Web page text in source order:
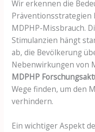
Wir erkennen die
Präventionsstrategien
MDPHP-Missbrauch.
Stimulanzien hängt
ab, die Bevölkerung
Nebenwirkungen von
MDPHP
Wege finden, um den
verhindern.
Ein wichtiger Aspekt